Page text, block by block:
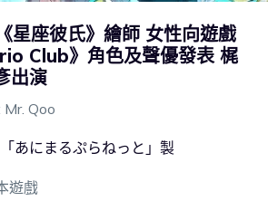
星座彼氏》繪師 女性向遊戲
Club》角色及聲優發表 梶
出演
Mr. Qoo
あにまるぷらねっと」製
遊戲